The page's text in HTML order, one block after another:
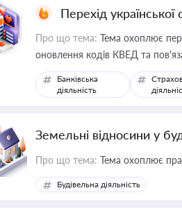
Перехід
Про що тема: Тема охоплює
оновлення кодів КВЕД та
Банківська
діяльність
Земельні відносини у
Про що тема: Тема охоплює
Будівельна діяльність